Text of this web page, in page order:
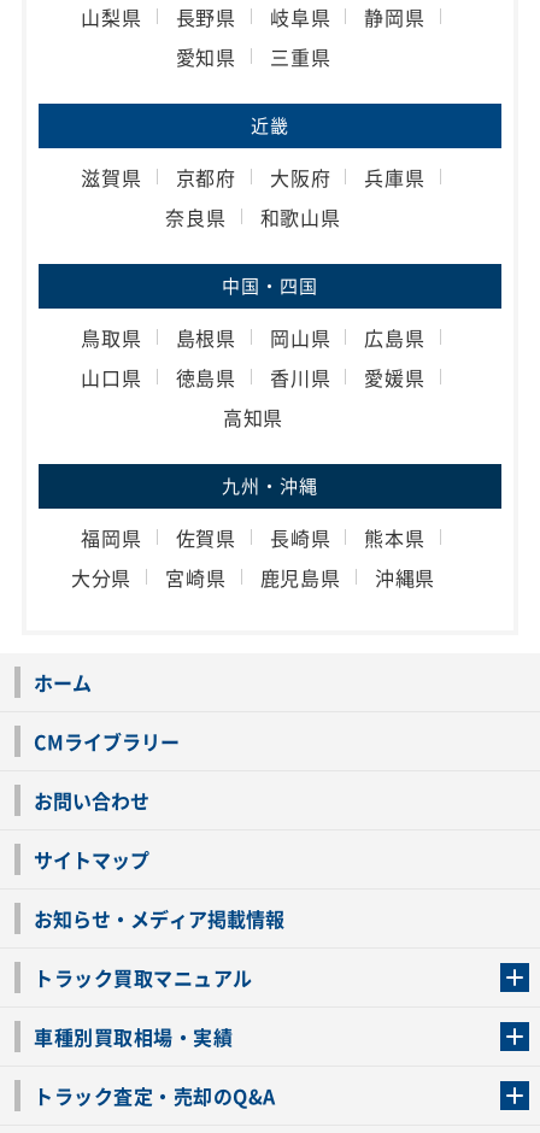
山梨県
長野県 岐阜県
静岡県
愛知県
三重県
近畿
滋賀県 京都府 大阪府
兵庫県
奈良県
和歌山県
中国・四国
鳥取県 島根県 岡山県
広島県
山口県
徳島県 香川県
愛媛県
高知県
九州・沖縄
福岡県 佐賀県 長崎県
熊本県
大分県
宮崎県 鹿児島県 沖縄県
ホーム
CMライブラリー
お問い合わせ
サイトマップ
お知らせ・メディア掲載情報
トラック買取マニュアル
車種別買取相場・実績
トラック査定・売却のQ&A